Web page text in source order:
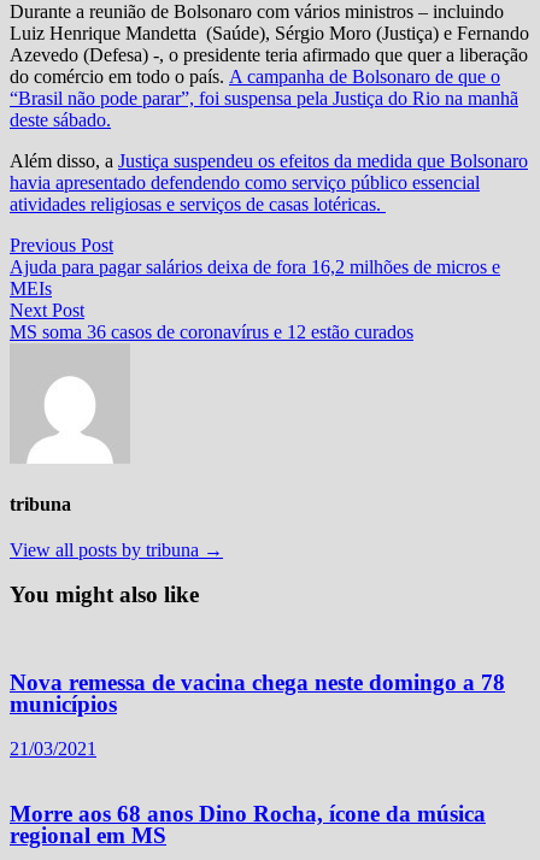
Durante a reunião de Bolsonaro com vários ministros – incluindo
Luiz Henrique Mandetta (Saúde), Sérgio Moro (Justiça) e Fernando
Azevedo (Defesa) -, o presidente teria afirmado que quer a liberação
do comércio em todo o país. A campanha de Bolsonaro de que o
“Brasil não pode parar”, foi suspensa pela Justiça do Rio na manhã
deste sábado.
Além disso, a Justiça suspendeu os efeitos da medida que Bolsonaro
havia apresentado defendendo como serviço público essencial
atividades religiosas e serviços de casas lotéricas.
Navegação
de
Post
Previous PostPrevious
post:
Ajuda para pagar salários deixa de fora 16,2 milhões de micros e
MEIs
Next PostNext
post:
MS soma 36 casos de coronavírus e 12 estão curados
tribuna
View all posts by tribuna →
You might also like
Nova remessa de vacina chega neste domingo a 78
municípios
21/03/2021
Morre aos 68 anos Dino Rocha, ícone da música
regional em MS